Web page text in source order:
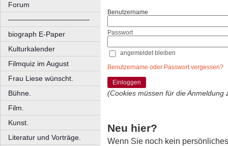
Forum
––––––––––––––––––––
biograph E-Paper
Kulturkalender
Filmquiz im August
Frau Liese wünscht.
Bühne.
Film.
Kunst.
Literatur und Vorträge.
Benutzername
Passwort
angemeldet bleiben
Benutzername oder Passwort vergessen?
Einloggen
(Cookies müssen für die Anmeldung
Neu hier?
Wenn Sie noch kein